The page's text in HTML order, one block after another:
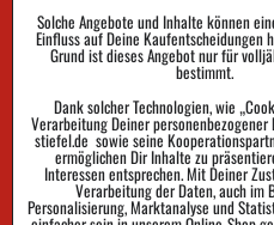
Schutz der Privatsphäre
Sendungsverfolgung
Solche Angebote und Inhalte können
Einfluss auf Deine Kaufentscheidungen
Grund ist dieses Angebot nur für
bestimmt.
Dank solcher Technologien, wie
Verarbeitung Deiner
stiefel.de sowie seine
ermöglichen Dir Inhalte zu
Interessen entsprechen. Mit Deiner
Verarbeitung der Daten, auch im
Personalisierung, Marktanalyse und